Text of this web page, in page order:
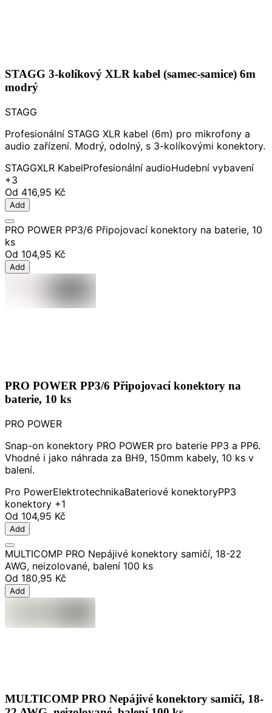
STAGG 3-kolíkový XLR kabel (samec-samice) 6m
modrý
STAGG
Profesionální STAGG XLR kabel (6m) pro mikrofony a
audio zařízení. Modrý, odolný, s 3-kolíkovými konektory.
STAGGXLR KabelProfesionální audioHudební vybavení
+3
Od 416,95 Kč
Add
PRO POWER PP3/6 Připojovací konektory na baterie, 10
ks
Od 104,95 Kč
Add
PRO POWER PP3/6 Připojovací konektory na
baterie, 10 ks
PRO POWER
Snap-on konektory PRO POWER pro baterie PP3 a PP6.
Vhodné i jako náhrada za BH9, 150mm kabely, 10 ks v
balení.
Pro PowerElektrotechnikaBateriové konektoryPP3
konektory +1
Od 104,95 Kč
Add
MULTICOMP PRO Nepájivé konektory samičí, 18-22
AWG, neizolované, balení 100 ks
Od 180,95 Kč
Add
MULTICOMP PRO Nepájivé konektory samičí, 18-